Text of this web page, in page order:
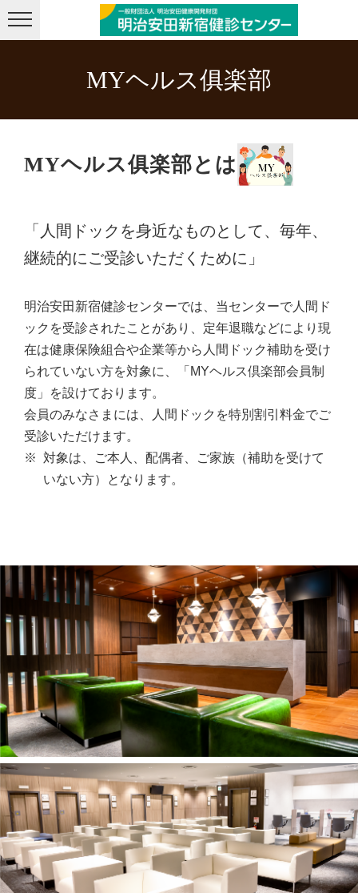
メニューを飛ばして本文へ
MYヘルス俱楽部
MYヘルス俱楽部とは
「人間ドックを身近なものとして、毎年、
継続的にご受診いただくために」
明治安田新宿健診センターでは、当センターで人間ド
ックを受診されたことがあり、定年退職などにより現
在は健康保険組合や企業等から人間ドック補助を受け
られていない方を対象に、「MYヘルス倶楽部会員制
度」を設けております。
会員のみなさまには、人間ドックを特別割引料金でご
受診いただけます。
※
対象は、ご本人、配偶者、ご家族（補助を受けて
いない方）となります。